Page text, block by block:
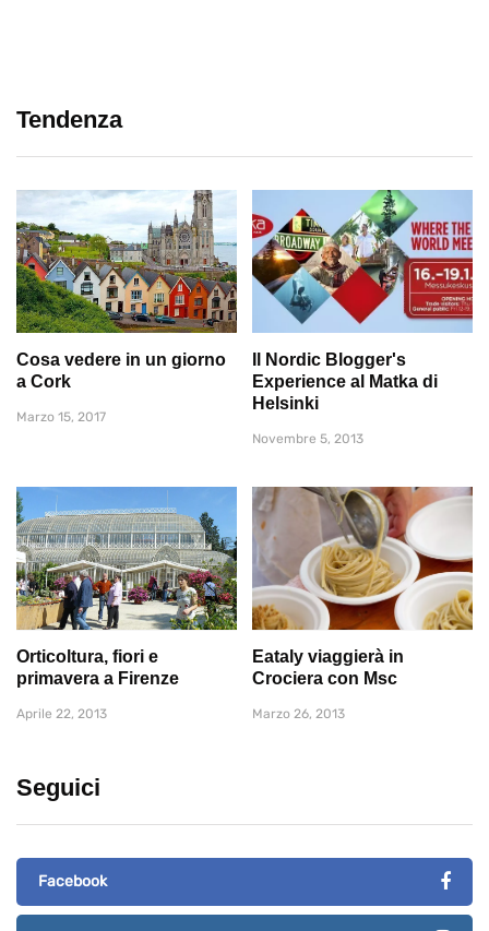
Tendenza
Cosa vedere in un giorno
a Cork
Marzo 15, 2017
Il Nordic Blogger's
Experience al Matka di
Helsinki
Novembre 5, 2013
Orticoltura, fiori e
primavera a Firenze
Aprile 22, 2013
Eataly viaggierà in
Crociera con Msc
Marzo 26, 2013
Seguici
Facebook